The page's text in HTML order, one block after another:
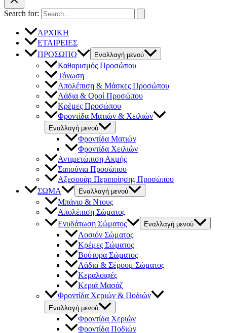
Search for:
ΑΡΧΙΚΗ
ΕΤΑΙΡΕΙΕΣ
ΠΡΟΣΩΠΟ
Εναλλαγή μενού
Καθαρισμός Προσώπου
Τόνωση
Απολέπιση & Μάσκες Προσώπου
Λάδια & Οροί Προσώπου
Κρέμες Προσώπου
Φροντίδα Ματιών & Χειλιών
Εναλλαγή μενού
Φροντίδα Ματιών
Φροντίδα Χειλιών
Αντιμετώπιση Ακμής
Σαπούνια Προσώπου
Αξεσουάρ Περιποίησης Προσώπου
ΣΩΜΑ
Εναλλαγή μενού
Μπάνιο & Ντους
Απολέπιση Σώματος
Ενυδάτωση Σώματος
Εναλλαγή μενού
Λοσιόν Σώματος
Κρέμες Σώματος
Βούτυρα Σώματος
Λάδια & Σέρουμ Σώματος
Κεραλοιφές
Κεριά Μασάζ
Φροντίδα Χεριών & Ποδιών
Εναλλαγή μενού
Φροντίδα Χεριών
Φροντίδα Ποδιών